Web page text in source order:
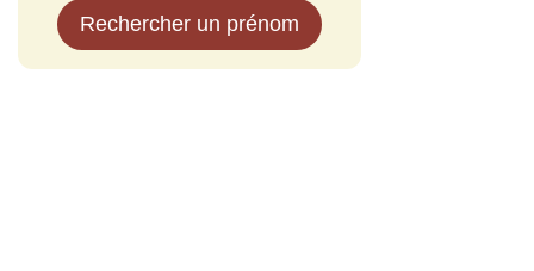
Rechercher un prénom